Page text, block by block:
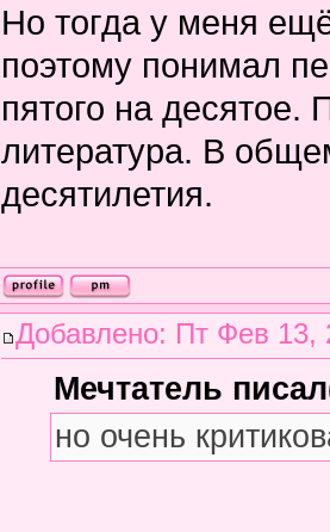
Но тогда у меня
поэтому понимал
пятого на десятое.
литература. В
десятилетия.
Добавлено: Пт Фев 13,
Мечтатель
но очень